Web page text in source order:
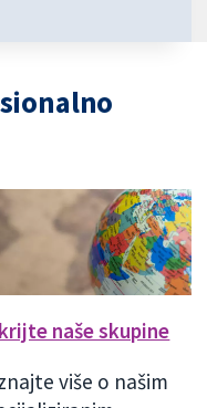
naše skupine
više o našim